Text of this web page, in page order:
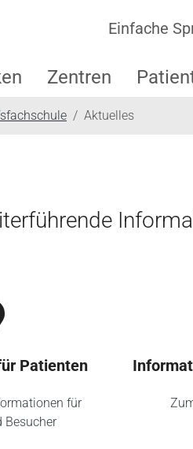
Einfache
Zentren
Aktuelles
Patienten
für
Besucher